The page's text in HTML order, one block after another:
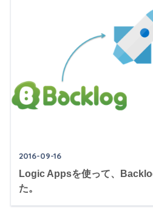
2016-09-16
Logic Appsを使って、
た。